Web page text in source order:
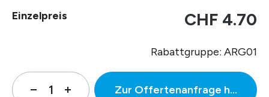
Einzelpreis CHF 4.70
Rabattgruppe: ARG01
Zur Offertenanfrage